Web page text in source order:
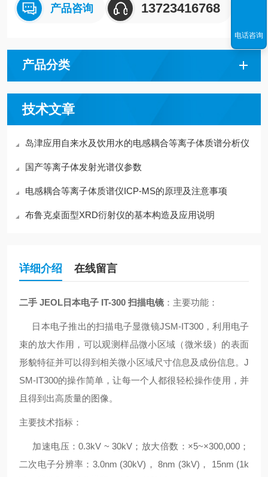
产品咨询 13723416768
产品分类
技术文章
岛津应用自来水及饮用水的电感耦合等离子体质谱分析仪
国产等离子体发射光谱仪参数
电感耦合等离子体质谱仪ICP-MS的原理及注意事项
布鲁克桌面型XRD衍射仪的基本构造及应用说明
详细介绍 在线留言
二手 JEOL日本电子 IT-300 扫描电镜 ：主要功能：
日本电子推出的扫描电子显微镜JSM-IT300，利用电子
束的放大作用，可以观测样品微小区域（微米级）的表面
形貌特征并可以得到相关微小区域尺寸信息及成份信息。J
SM-IT300的操作简单，让每一个人都很轻松操作使用，并
且得到出高质量的图像。
主要技术指标：
加速电压：0.3kV ~ 30kV；放大倍数：×5~×300,000；
二次电子分辨率：3.0nm (30kV)， 8nm (3kV)， 15nm (1k
电话咨询